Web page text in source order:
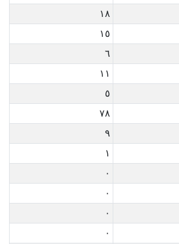
١٨
١٥
٦
١١
٥
٧٨
٩
١
٠
٠
٠
٠